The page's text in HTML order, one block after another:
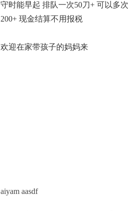
守时能早起 排队一次50刀+ 可以多
200+ 现金结算不用报税
欢迎在家带孩子的妈妈来
aiyam aasdf